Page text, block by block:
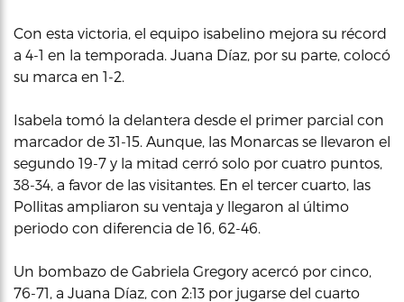
Con esta victoria, el equipo isabelino mejora su récord
a 4-1 en la temporada. Juana Díaz, por su parte, colocó
su marca en 1-2.
Isabela tomó la delantera desde el primer parcial con
marcador de 31-15. Aunque, las Monarcas se llevaron el
segundo 19-7 y la mitad cerró solo por cuatro puntos,
38-34, a favor de las visitantes. En el tercer cuarto, las
Pollitas ampliaron su ventaja y llegaron al último
periodo con diferencia de 16, 62-46.
Un bombazo de Gabriela Gregory acercó por cinco,
76-71, a Juana Díaz, con 2:13 por jugarse del cuarto